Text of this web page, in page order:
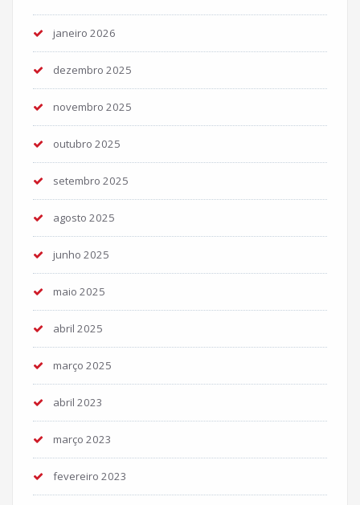
janeiro 2026
dezembro 2025
novembro 2025
outubro 2025
setembro 2025
agosto 2025
junho 2025
maio 2025
abril 2025
março 2025
abril 2023
março 2023
fevereiro 2023